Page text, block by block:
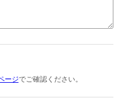
ージでご確認ください。